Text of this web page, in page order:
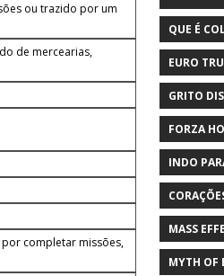
ou trazido por um
de mercearias,
completar missões,
QUE É
EURO
GRITO
FORZA
INDO
MASS
MYTH OF